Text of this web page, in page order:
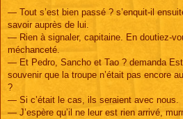
— Tout s’est bien passé ? s’enquit-il
savoir auprès de lui.
— Rien à signaler, capitaine. En doutiez-
méchanceté.
— Et Pedro, Sancho et Tao ? demanda
souvenir que la troupe n’était pas encore
?
— Si c’était le cas, ils seraient avec nous.
— J’espère qu’il ne leur est rien arrivé,